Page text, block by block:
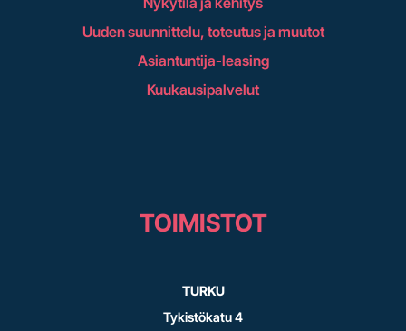
Uuden suunnittelu, toteutus ja muutot
Asiantuntija-leasing
Kuukausipalvelut
TOIMISTOT
TURKU
Tykistökatu 4